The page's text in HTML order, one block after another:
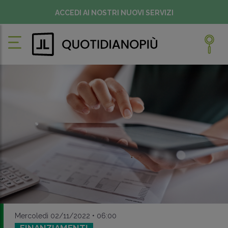
ACCEDI AI NOSTRI NUOVI SERVIZI
Mercoledì 02/11/2022 • 06:00